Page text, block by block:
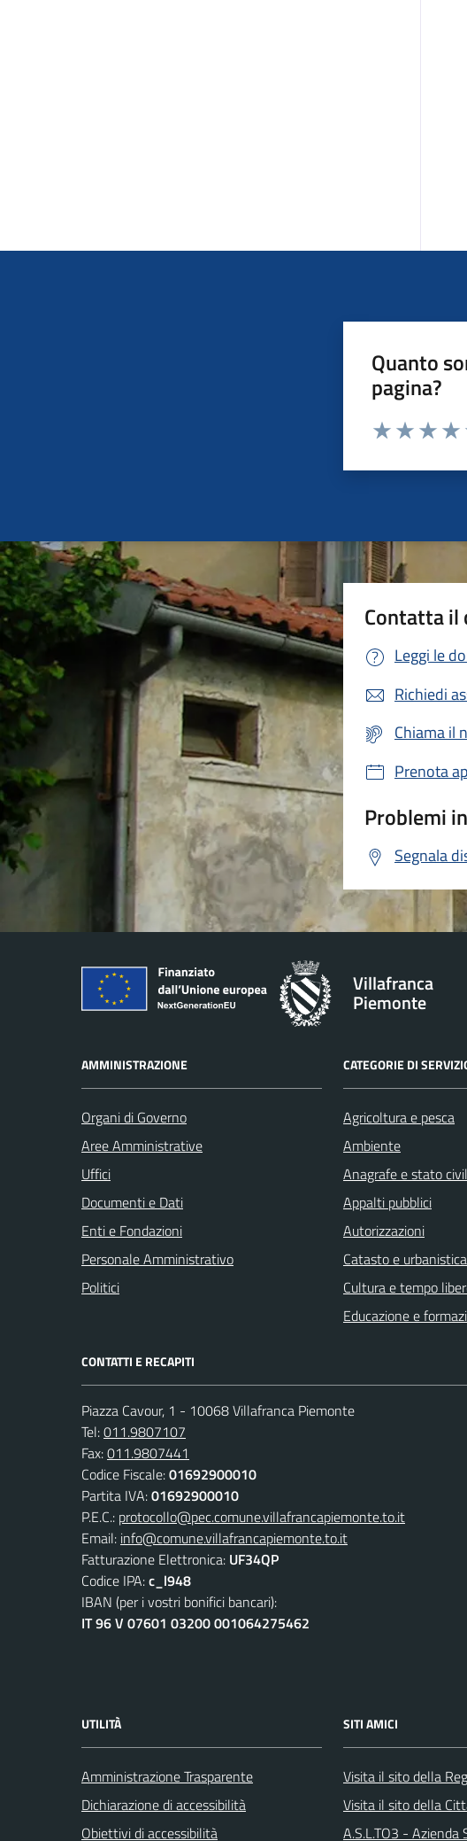
Quanto
pagina?
Valuta da 1 a 5
Contatta il
Leggi le
Richiedi
Chiama il
Prenota
Problemi
Segnala
Villafranca
Piemonte
AMMINISTRAZIONE
Organi di Governo
Aree Amministrative
Uffici
Documenti e Dati
Enti e Fondazioni
Personale Amministrativo
Politici
CATEGORIE DI
Agricoltura e pesca
Ambiente
Anagrafe e stato
Appalti pubblici
Autorizzazioni
Catasto e urbanistica
Cultura e tempo
Educazione e
CONTATTI E RECAPITI
Piazza Cavour, 1 - 10068 Villafranca Piemonte
Tel:011.9807107
Fax:011.9807441
Codice Fiscale:01692900010
Partita IVA:01692900010
P.E.C.: protocollo@pec.comune.villafrancapiemonte.to.it
Email: info@comune.villafrancapiemonte.to.it
Fatturazione Elettronica: UF34QP
Codice IPA:c_l948
IBAN (per i vostri bonifici bancari):
IT 96 V 07601 03200 001064275462
UTILITÀ
Amministrazione Trasparente
Dichiarazione di accessibilità
Obiettivi di accessibilità
SITI AMICI
Visita il sito della
Visita il sito della
A.S.L.TO3 -